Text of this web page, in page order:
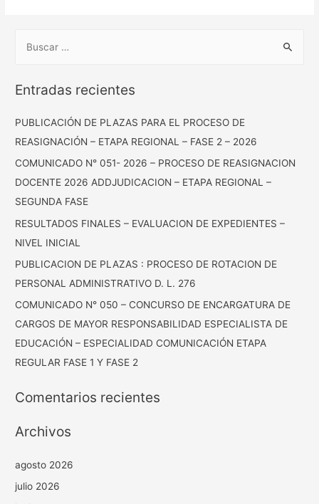
c
Entradas recientes
PUBLICACIÓN DE PLAZAS PARA EL PROCESO DE
REASIGNACIÓN – ETAPA REGIONAL – FASE 2 – 2026
COMUNICADO N° 051- 2026 – PROCESO DE REASIGNACION
DOCENTE 2026 ADDJUDICACION – ETAPA REGIONAL –
SEGUNDA FASE
RESULTADOS FINALES – EVALUACION DE EXPEDIENTES –
NIVEL INICIAL
PUBLICACION DE PLAZAS : PROCESO DE ROTACION DE
PERSONAL ADMINISTRATIVO D. L. 276
COMUNICADO N° 050 – CONCURSO DE ENCARGATURA DE
CARGOS DE MAYOR RESPONSABILIDAD ESPECIALISTA DE
EDUCACIÓN – ESPECIALIDAD COMUNICACIÓN ETAPA
REGULAR FASE 1 Y FASE 2
Comentarios recientes
Archivos
agosto 2026
julio 2026